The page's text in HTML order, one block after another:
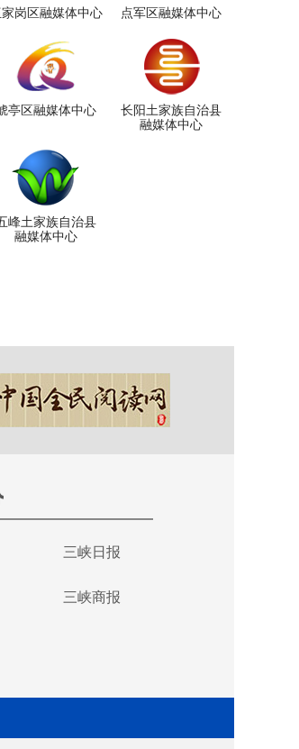
岗区融媒体中心 点军区融媒体中心
亭区融媒体中心
长阳土家族自治县
融媒体中心
峰土家族自治县
融媒体中心
三峡日报
三峡商报